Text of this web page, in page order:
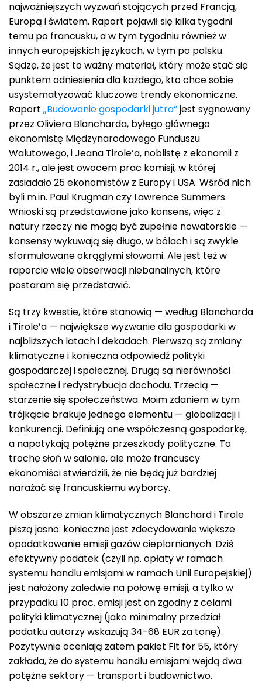
najważniejszych wyzwań stojących przed Francją,
Europą i światem. Raport pojawił się kilka tygodni
temu po francusku, a w tym tygodniu również w
innych europejskich językach, w tym po polsku.
Sądzę, że jest to ważny materiał, który może stać się
punktem odniesienia dla każdego, kto chce sobie
usystematyzować kluczowe trendy ekonomiczne.
Raport „Budowanie gospodarki jutra”jest sygnowany
przez Oliviera Blancharda, byłego głównego
ekonomistę Międzynarodowego Funduszu
Walutowego, i Jeana Tirole’a, noblistę z ekonomii z
2014 r., ale jest owocem prac komisji, w której
zasiadało 25 ekonomistów z Europy i USA. Wśród nich
byli m.in. Paul Krugman czy Lawrence Summers.
Wnioski są przedstawione jako konsens, więc z
natury rzeczy nie mogą być zupełnie nowatorskie —
konsensy wykuwają się długo, w bólach i są zwykle
sformułowane okrągłymi słowami. Ale jest też w
raporcie wiele obserwacji niebanalnych, które
postaram się przedstawić.
Są trzy kwestie, które stanowią — według Blancharda
i Tirole’a — największe wyzwanie dla gospodarki w
najbliższych latach i dekadach. Pierwszą są zmiany
klimatyczne i konieczna odpowiedź polityki
gospodarczej i społecznej. Drugą są nierówności
społeczne i redystrybucja dochodu. Trzecią —
starzenie się społeczeństwa. Moim zdaniem w tym
trójkącie brakuje jednego elementu — globalizacji i
konkurencji. Definiują one współczesną gospodarkę,
a napotykają potężne przeszkody polityczne. To
trochę słoń w salonie, ale może francuscy
ekonomiści stwierdzili, że nie będą już bardziej
narażać się francuskiemu wyborcy.
W obszarze zmian klimatycznych Blanchard i Tirole
piszą jasno: konieczne jest zdecydowanie większe
opodatkowanie emisji gazów cieplarnianych. Dziś
efektywny podatek (czyli np. opłaty w ramach
systemu handlu emisjami w ramach Unii Europejskiej)
jest nałożony zaledwie na połowę emisji, a tylko w
przypadku 10 proc. emisji jest on zgodny z celami
polityki klimatycznej (jako minimalny przedział
podatku autorzy wskazują 34-68 EUR za tonę).
Pozytywnie oceniają zatem pakiet Fit for 55, który
zakłada, że do systemu handlu emisjami wejdą dwa
potężne sektory — transport i budownictwo.